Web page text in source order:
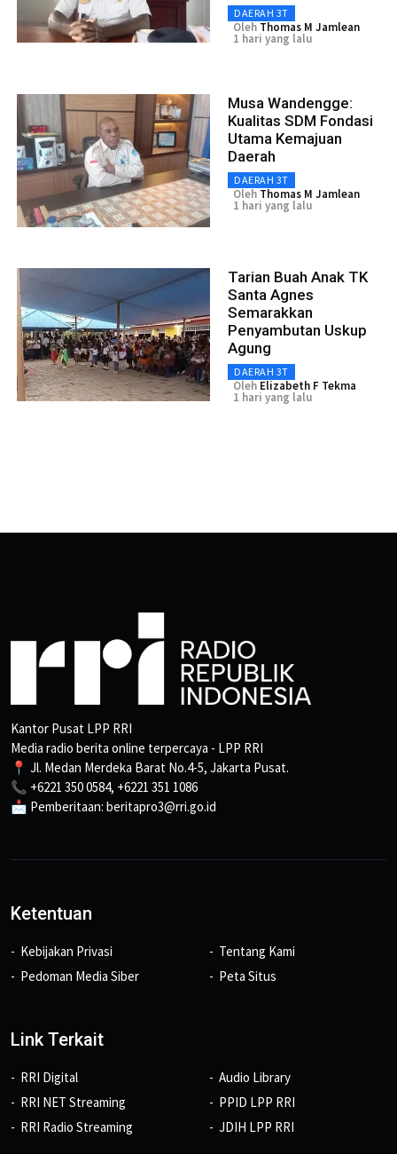
DAERAH 3T
Oleh Thomas M Jamlean
1 hari yang lalu
Musa Wandengge:
Kualitas SDM Fondasi
Utama Kemajuan
Daerah
DAERAH 3T
Oleh Thomas M Jamlean
1 hari yang lalu
Tarian Buah Anak TK
Santa Agnes
Semarakkan
Penyambutan Uskup
Agung
DAERAH 3T
Oleh Elizabeth F Tekma
1 hari yang lalu
Kantor Pusat LPP RRI
Media radio berita online terpercaya - LPP RRI
📍 Jl. Medan Merdeka Barat No.4-5, Jakarta Pusat.
📞 +6221 350 0584, +6221 351 1086
📩 Pemberitaan: beritapro3@rri.go.id
Ketentuan
Kebijakan Privasi
Pedoman Media Siber
Tentang Kami
Peta Situs
Link Terkait
RRI Digital
RRI NET Streaming
RRI Radio Streaming
Audio Library
PPID LPP RRI
JDIH LPP RRI